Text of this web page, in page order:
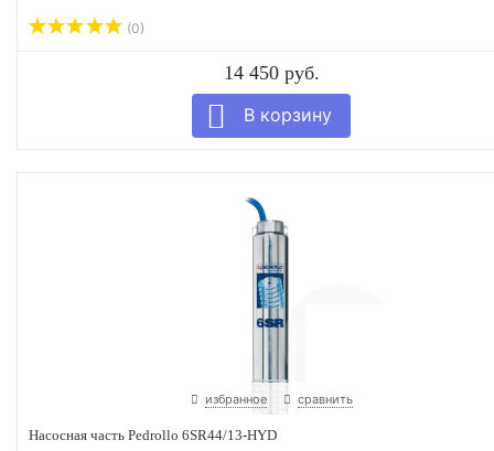
(0)
14 450 руб.
избранное сравнить
Насосная часть Pedrollo 6SR44/13-HYD